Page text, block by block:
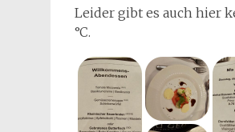
Leider gibt es auch hier
°C.